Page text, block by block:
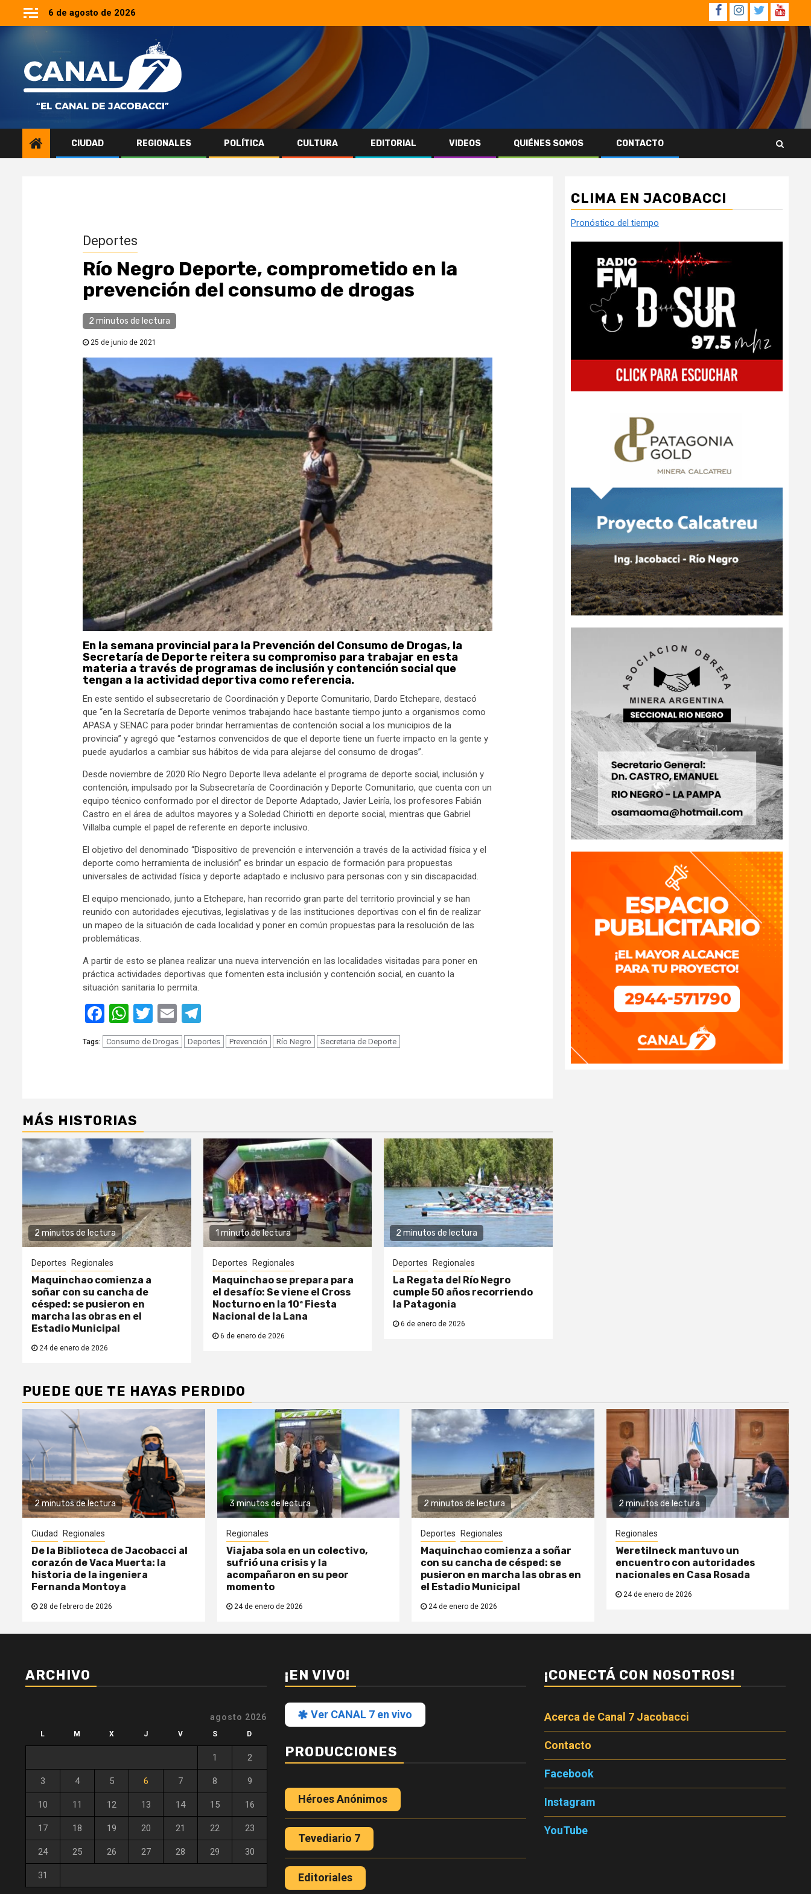
6 de agosto de 2026 Facebook
Instagram
Twitter
CIUDAD REGIONALES POLÍTICA CULTURA EDITORIAL VIDEOS QUIÉNES SOMOS CONTACTO
Deportes
Río Negro Deporte, comprometido en la
prevención del consumo de drogas
2 minutos de lectura
25 de junio de 2021
En la semana provincial para la Prevención del Consumo de Drogas, la
Secretaría de Deporte reitera su compromiso para trabajar en esta
materia a través de programas de inclusión y contención social que
tengan a la actividad deportiva como referencia.
En este sentido el subsecretario de Coordinación y Deporte Comunitario, Dardo Etchepare, destacó
que “en la Secretaría de Deporte venimos trabajando hace bastante tiempo junto a organismos como
APASA y SENAC para poder brindar herramientas de contención social a los municipios de la
provincia” y agregó que “estamos convencidos de que el deporte tiene un fuerte impacto en la gente y
puede ayudarlos a cambiar sus hábitos de vida para alejarse del consumo de drogas”.
Desde noviembre de 2020 Río Negro Deporte lleva adelante el programa de deporte social, inclusión y
contención, impulsado por la Subsecretaría de Coordinación y Deporte Comunitario, que cuenta con un
equipo técnico conformado por el director de Deporte Adaptado, Javier Leiría, los profesores Fabián
Castro en el área de adultos mayores y a Soledad Chiriotti en deporte social, mientras que Gabriel
Villalba cumple el papel de referente en deporte inclusivo.
El objetivo del denominado “Dispositivo de prevención e intervención a través de la actividad física y el
deporte como herramienta de inclusión” es brindar un espacio de formación para propuestas
universales de actividad física y deporte adaptado e inclusivo para personas con y sin discapacidad.
El equipo mencionado, junto a Etchepare, han recorrido gran parte del territorio provincial y se han
reunido con autoridades ejecutivas, legislativas y de las instituciones deportivas con el fin de realizar
un mapeo de la situación de cada localidad y poner en común propuestas para la resolución de las
problemáticas.
A partir de esto se planea realizar una nueva intervención en las localidades visitadas para poner en
práctica actividades deportivas que fomenten esta inclusión y contención social, en cuanto la
situación sanitaria lo permita.
Facebook
WhatsApp
Twitter
Email
Tags: Consumo de Drogas Deportes Prevención Río Negro Secretaria de Deporte
MÁS HISTORIAS
2 minutos de lectura
Deportes Regionales
Maquinchao comienza a
soñar con su cancha de
césped: se pusieron en
marcha las obras en el
Estadio Municipal
24 de enero de 2026
1 minuto de lectura
Deportes Regionales
Maquinchao se prepara para
el desafío: Se viene el Cross
Nocturno en la 10ª Fiesta
Nacional de la Lana
6 de enero de 2026
2 minutos de lectura
Deportes Regionales
La Regata del Río Negro
cumple 50 años recorriendo
la Patagonia
6 de enero de 2026
CLIMA EN JACOBACCI
Pronóstico del tiempo
PUEDE QUE TE HAYAS PERDIDO
2 minutos de lectura
Ciudad Regionales
De la Biblioteca de Jacobacci al
corazón de Vaca Muerta: la
historia de la ingeniera
Fernanda Montoya
28 de febrero de 2026
3 minutos de lectura
Regionales
Viajaba sola en un colectivo,
sufrió una crisis y la
acompañaron en su peor
momento
24 de enero de 2026
2 minutos de lectura
Deportes Regionales
Maquinchao comienza a soñar
con su cancha de césped: se
pusieron en marcha las obras en
el Estadio Municipal
24 de enero de 2026
2 minutos de lectura
Regionales
Weretilneck mantuvo un
encuentro con autoridades
nacionales en Casa Rosada
24 de enero de 2026
ARCHIVO
agosto 2026
L M X J V S D
1 2
3 4 5 6 7 8 9
10 11 12 13 14 15 16
17 18 19 20 21 22 23
24 25 26 27 28 29 30
31
¡EN VIVO!
Ver CANAL 7 en vivo
PRODUCCIONES
Héroes Anónimos
Tevediario 7
Editoriales
¡CONECTÁ CON NOSOTROS!
Acerca de Canal 7 Jacobacci
Contacto
Facebook
Instagram
YouTube